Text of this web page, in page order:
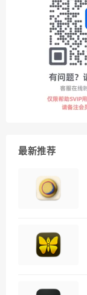
最新推荐